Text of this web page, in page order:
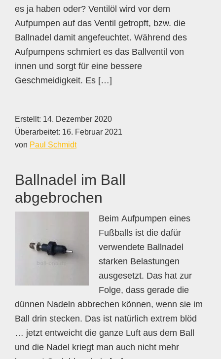
es ja haben oder? Ventilöl wird vor dem
Aufpumpen auf das Ventil getropft, bzw. die
Ballnadel damit angefeuchtet. Während des
Aufpumpens schmiert es das Ballventil von
innen und sorgt für eine bessere
Geschmeidigkeit. Es […]
Erstellt: 14. Dezember 2020
Überarbeitet: 16. Februar 2021
von Paul Schmidt
Ballnadel im Ball
abgebrochen
Beim Aufpumpen eines
Fußballs ist die dafür
verwendete Ballnadel
starken Belastungen
ausgesetzt. Das hat zur
Folge, dass gerade die
dünnen Nadeln abbrechen können, wenn sie im
Ball drin stecken. Das ist natürlich extrem blöd
… jetzt entweicht die ganze Luft aus dem Ball
und die Nadel kriegt man auch nicht mehr